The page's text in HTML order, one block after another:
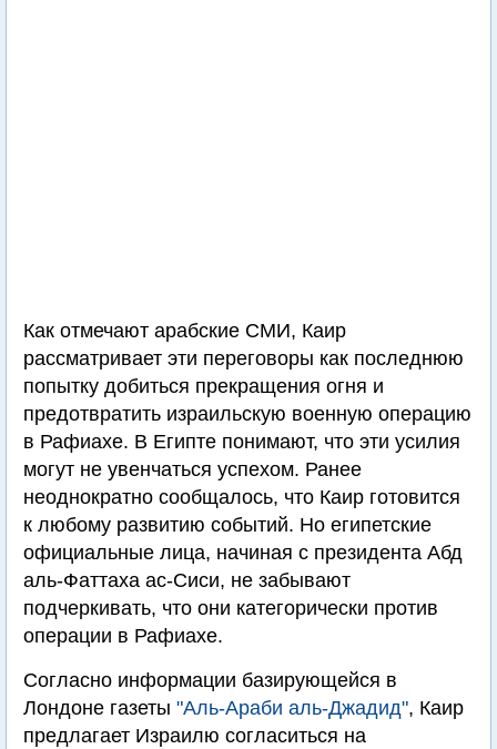
Как отмечают арабские СМИ, Каир
рассматривает эти переговоры как последнюю
попытку добиться прекращения огня и
предотвратить израильскую военную операцию
в Рафиахе. В Египте понимают, что эти усилия
могут не увенчаться успехом. Ранее
неоднократно сообщалось, что Каир готовится
к любому развитию событий. Но египетские
официальные лица, начиная с президента Абд
аль-Фаттаха ас-Сиси, не забывают
подчеркивать, что они категорически против
операции в Рафиахе.
Согласно информации базирующейся в
Лондоне газеты "Аль-Араби аль-Джадид", Каир
предлагает Израилю согласиться на